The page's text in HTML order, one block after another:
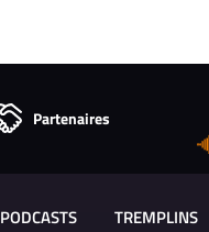
Partenaires
PODCASTS TREMPLINS